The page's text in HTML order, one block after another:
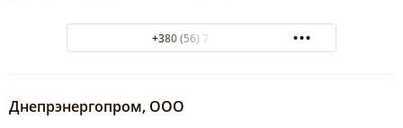
+380 (56) 7 856 776
Днепрэнергопром, ООО